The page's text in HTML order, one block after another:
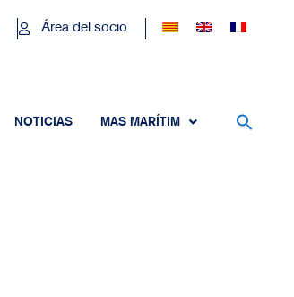
Área del socio
NOTICIAS MAS MARÍTIM